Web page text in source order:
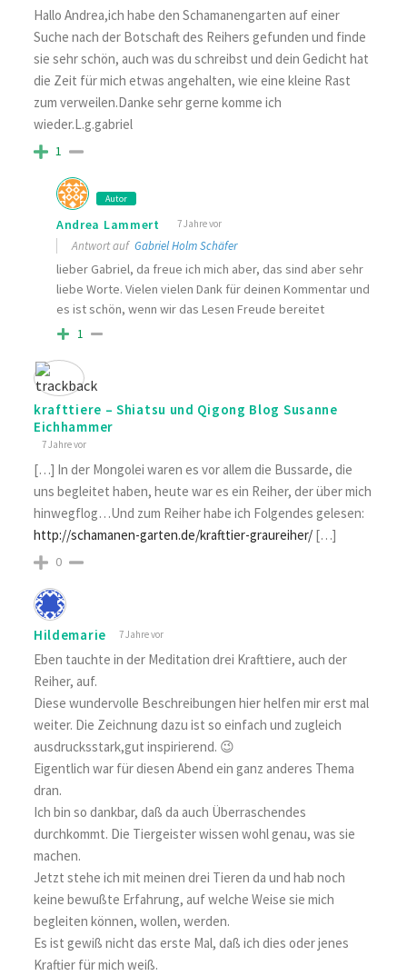
Hallo Andrea,ich habe den Schamanengarten auf einer
Suche nach der Botschaft des Reihers gefunden und finde
sie sehr schön, auch was du schreibst und dein Gedicht hat
die Zeit für mich etwas angehalten, wie eine kleine Rast
zum verweilen.Danke sehr gerne komme ich
wieder.L.g.gabriel
1
Autor
Andrea Lammert 7 Jahre vor
Antwort auf Gabriel Holm Schäfer
lieber Gabriel, da freue ich mich aber, das sind aber sehr
liebe Worte. Vielen vielen Dank für deinen Kommentar und
es ist schön, wenn wir das Lesen Freude bereitet
1
krafttiere – Shiatsu und Qigong Blog Susanne
Eichhammer
7 Jahre vor
[…] In der Mongolei waren es vor allem die Bussarde, die
uns begleitet haben, heute war es ein Reiher, der über mich
hinwegflog…Und zum Reiher habe ich Folgendes gelesen:
http://schamanen-garten.de/krafttier-graureiher/[…]
0
Hildemarie 7 Jahre vor
Eben tauchte in der Meditation drei Krafttiere, auch der
Reiher, auf.
Diese wundervolle Beschreibungen hier helfen mir erst mal
weiter. Die Zeichnung dazu ist so einfach und zugleich
ausdrucksstark,gut inspirierend. 😉
Eigentlich war für diesen Abend ein ganz anderes Thema
dran.
Ich bin so dankbar, daß da auch Überraschendes
durchkommt. Die Tiergeister wissen wohl genau, was sie
machen.
Jetzt stehe ich mit meinen drei Tieren da und hab noch
keine bewußte Erfahrung, auf welche Weise sie mich
begleiten können, wollen, werden.
Es ist gewiß nicht das erste Mal, daß ich dies oder jenes
Kraftier für mich weiß.